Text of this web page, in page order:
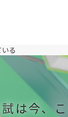
る
は今、